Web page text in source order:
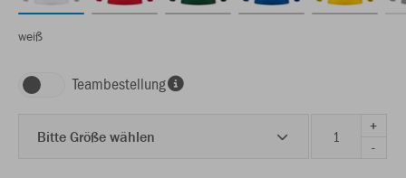
weiß
Teambestellung
Bitte Größe wählen
+
-